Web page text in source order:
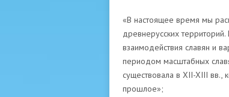
«В настоящее время мы
древнерусских
взаимодействия славян и
периодом масштабных
существовала в XII-XIII вв.,
прошлое»;